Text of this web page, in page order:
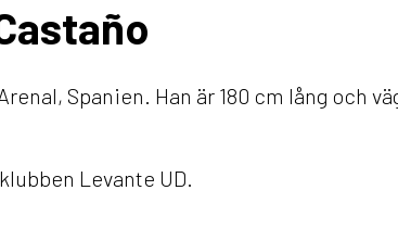
Spanien. Han är 180 cm lång och
Levante UD.